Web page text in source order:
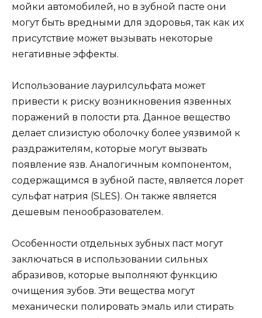
мойки автомобилей, но в зубной пасте они
могут быть вредными для здоровья, так как их
присутствие может вызывать некоторые
негативные эффекты.
Использование лаурилсульфата может
привести к риску возникновения язвенных
поражений в полости рта. Данное вещество
делает слизистую оболочку более уязвимой к
раздражителям, которые могут вызвать
появление язв. Аналогичным компонентом,
содержащимся в зубной пасте, является лорет
сульфат натрия (SLES). Он также является
дешевым пенообразователем.
Особенности отдельных зубных паст могут
заключаться в использовании сильных
абразивов, которые выполняют функцию
очищения зубов. Эти вещества могут
механически полировать эмаль или стирать